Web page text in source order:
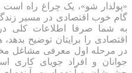
«پولدار شو»، یک چراغ راه
گام خوب اقتصادی در مسیر
به شما صرفا اطلاعات کلی
اقتصادی را برایتان توضیح
در مرحله اول معرفی مشاغل
جوانان و افراد جویای کاری